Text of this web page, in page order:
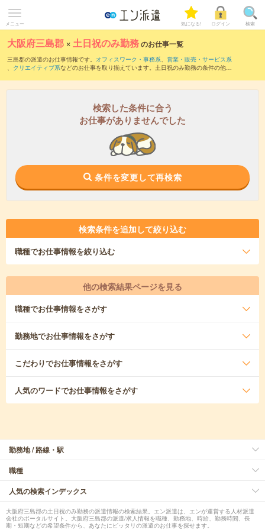
メニュー 気になる! ログイン 検索
大阪府三島郡 ×土日祝のみ勤務のお仕事一覧
三島郡の派遣のお仕事情報です。 オフィスワーク・事務系、 営業・販売・サービス系
、 クリエイティブ系などのお仕事を取り揃えています。土日祝のみ勤務の条件の他
検索した条件に合う
お仕事がありませんでした
条件を変更して再検索
検索条件を追加して絞り込む
職種でお仕事情報を絞り込む
他の検索結果ページを見る
職種でお仕事情報をさがす
勤務地でお仕事情報をさがす
こだわりでお仕事情報をさがす
人気のワードでお仕事情報をさがす
勤務地 / 路線・駅
職種
人気の検索インデックス
大阪府三島郡の土日祝のみ勤務の派遣情報の検索結果。エン派遣は、エンが運営する人材派遣
会社のポータルサイト。大阪府三島郡の派遣/求人情報を職種、勤務地、時給、勤務時間、長
期・短期などの希望条件から、あなたにピッタリの派遣のお仕事を探せます。